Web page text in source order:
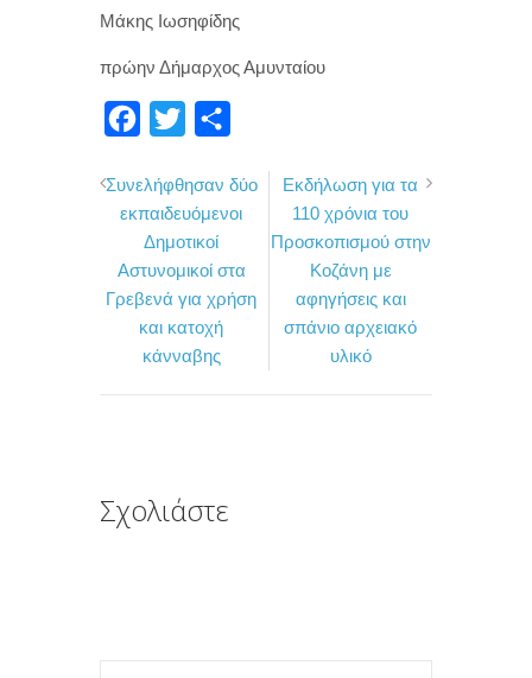
Μάκης Ιωσηφίδης
πρώην Δήμαρχος Αμυνταίου
c
e
b
o
o
k
i
t
t
e
r
ι
ρ
α
σ
Συνελήφθησαν δύο
εκπαιδευόμενοι
Δημοτικοί
Αστυνομικοί στα
Γρεβενά για χρήση
και κατοχή
κάνναβης
Εκδήλωση για τα
110 χρόνια του
Προσκοπισμού στην
Κοζάνη με
αφηγήσεις και
σπάνιο αρχειακό
υλικό
Σχολιάστε